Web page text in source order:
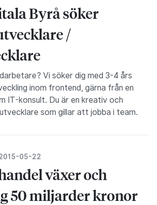
Byrå söker
/
Vi söker dig med 3-4 års
inom frontend, gärna från en
IT-konsult. Du är en kreativ och
som gillar att jobba i team.
05-22
växer och
50 miljarder kronor